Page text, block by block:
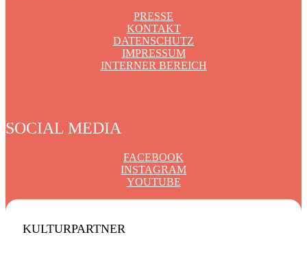
PRESSE
KONTAKT
DATENSCHUTZ
IMPRESSUM
INTERNER BEREICH
SOCIAL MEDIA
FACEBOOK
INSTAGRAM
YOUTUBE
KULTURPARTNER